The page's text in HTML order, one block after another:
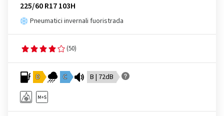
225/60 R17 103H
Pneumatici invernali fuoristrada
(50)
D C B | 72dB